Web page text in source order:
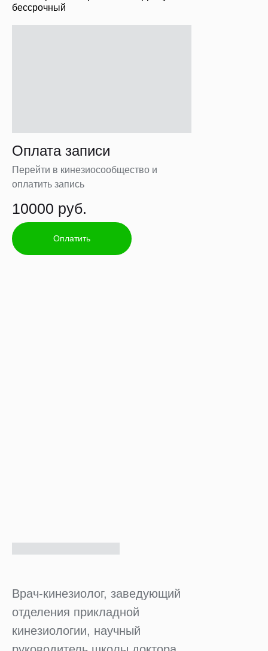
Перейти в кинезиосообщество и
оплатить запись
бессрочный
10000 руб.
Оплата записи
Оплатить
Врач-кинезиолог, заведующий
отделения прикладной
кинезиологии, научный